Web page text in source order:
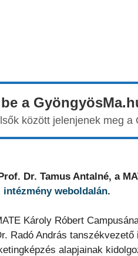
a
között jelenjenek meg a
Dr. Tamus Antalné, a
intézmény weboldalán.
Károly Róbert
Radó András
alapjainak